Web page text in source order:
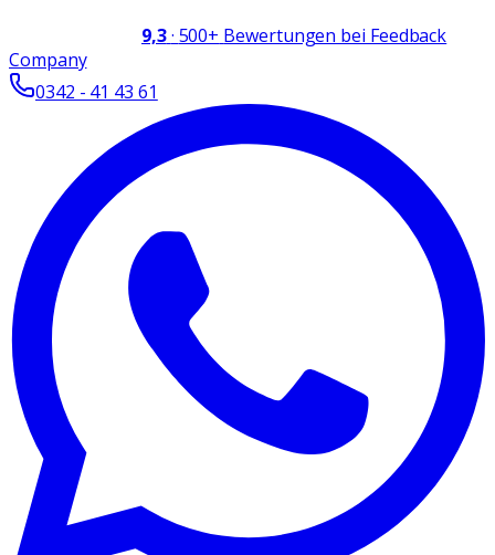
9,3· 500+ Bewertungen bei Feedback
Company
0342 - 41 43 61